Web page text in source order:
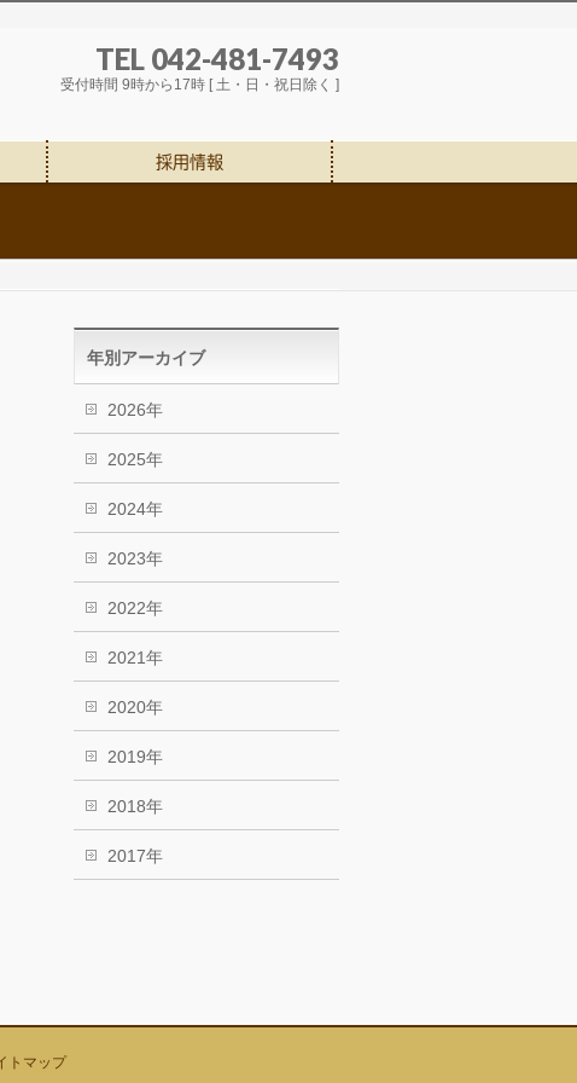
TEL 042-481-7493
受付時間 9時から17時 [ 土・日・祝日除く ]
採用情報
年別アーカイブ
2026年
2025年
2024年
2023年
2022年
2021年
2020年
2019年
2018年
2017年
トマップ